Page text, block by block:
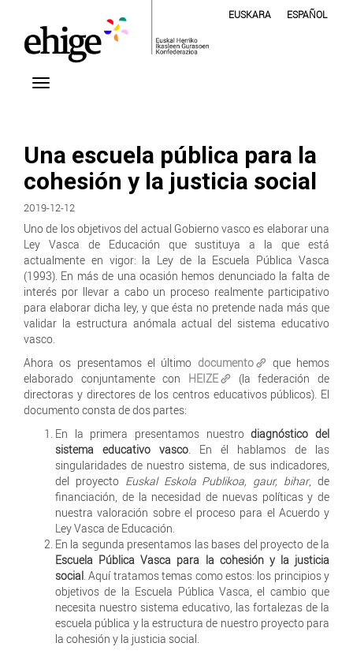
EUSKARA ESPAÑOL
Una escuela pública para la
cohesión y la justicia social
2019-12-12
Uno de los objetivos del actual Gobierno vasco es elaborar una
Ley Vasca de Educación que sustituya a la que está
actualmente en vigor: la Ley de la Escuela Pública Vasca
(1993). En más de una ocasión hemos denunciado la falta de
interés por llevar a cabo un proceso realmente participativo
para elaborar dicha ley, y que ésta no pretende nada más que
validar la estructura anómala actual del sistema educativo
vasco.
Ahora os presentamos el último documento
que hemos
elaborado conjuntamente con HEIZE
(la federación de
directoras y directores de los centros educativos públicos). El
documento consta de dos partes:
En la primera presentamos nuestrodiagnóstico del
sistema educativo vasco. En él hablamos de las
singularidades de nuestro sistema, de sus indicadores,
del proyecto Euskal Eskola Publikoa, gaur, bihar, de
financiación, de la necesidad de nuevas políticas y de
nuestra valoración sobre el proceso para el Acuerdo y
Ley Vasca de Educación.
En la segunda presentamos las bases del proyecto de la
Escuela Pública Vasca para la cohesión y la justicia
social. Aquí tratamos temas como estos: los principios y
objetivos de la Escuela Pública Vasca, el cambio que
necesita nuestro sistema educativo, las fortalezas de la
escuela pública y la estructura de nuestro proyecto para
la cohesión y la justicia social.